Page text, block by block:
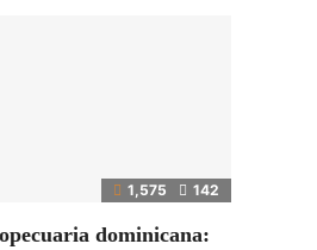
1,575 142
dominicana: